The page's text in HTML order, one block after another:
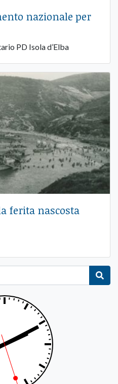
nazionale per
PD Isola d’Elba
ferita nascosta